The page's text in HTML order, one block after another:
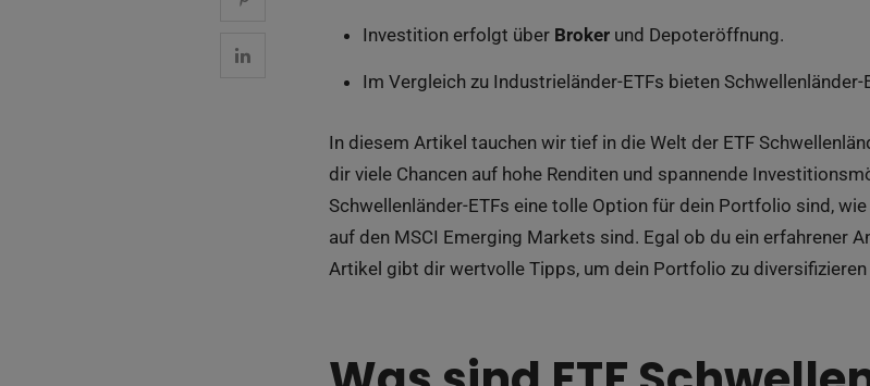
Investition erfolgt über Brokerund Depoteröffnung.
Im Vergleich zu Industrieländer-ETFs bieten Schwellenländer-
In diesem Artikel tauchen wir tief in die Welt der ETF
dir viele Chancen auf hohe Renditen und spannende
Schwellenländer-ETFs eine tolle Option für dein Portfolio sind,
auf den MSCI Emerging Markets sind. Egal ob du ein erfahrener
Artikel gibt dir wertvolle Tipps, um dein Portfolio zu diversifizieren